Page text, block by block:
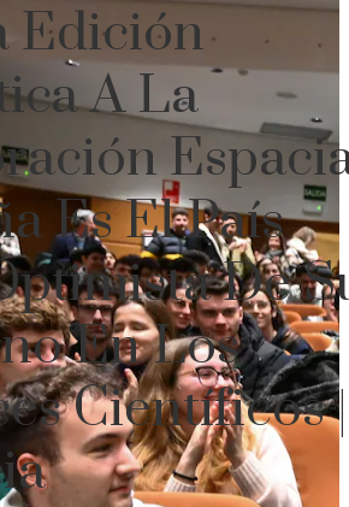
Edición
A La
Es El País
De
En Los
Científicos |